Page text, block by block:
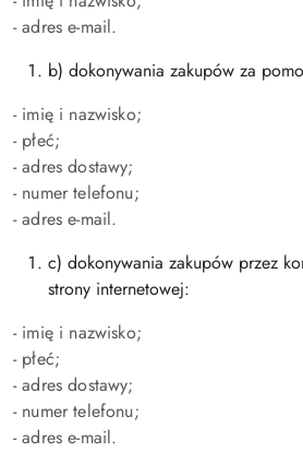
- adres e-mail.
b) dokonywania zakupów za
- imię i nazwisko;
- płeć;
- adres dostawy;
- numer telefonu;
- adres e-mail.
c) dokonywania zakupów przez
strony internetowej:
- imię i nazwisko;
- płeć;
- adres dostawy;
- numer telefonu;
- adres e-mail.